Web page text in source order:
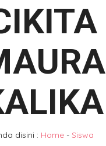
disini : Home - Siswa